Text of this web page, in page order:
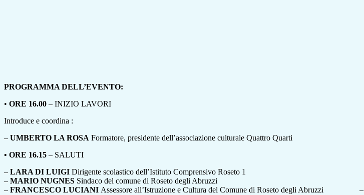
PROGRAMMA DELL’EVENTO:
• ORE 16.00 – INIZIO LAVORI
Introduce e coordina :
– UMBERTO LA ROSA Formatore, presidente dell’associazione culturale Quattro Quarti
• ORE 16.15 – SALUTI
– LARA DI LUIGI Dirigente scolastico dell’Istituto Comprensivo Roseto 1
– MARIO NUGNES Sindaco del comune di Roseto degli Abruzzi
– FRANCESCO LUCIANI Assessore all’Istruzione e Cultura del Comune di Roseto degli Abruzzi –